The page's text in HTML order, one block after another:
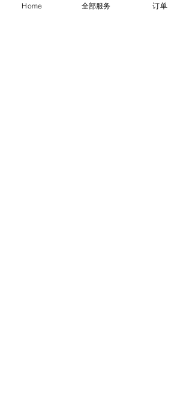
Home 全部服务 订单